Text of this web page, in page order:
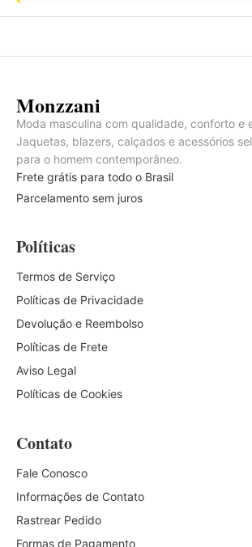
Monzzani
Moda masculina com qualidade, conforto e
Jaquetas, blazers, calçados e acessórios
para o homem contemporâneo.
Frete grátis para todo o Brasil
Parcelamento sem juros
Políticas
Termos de Serviço
Políticas de Privacidade
Devolução e Reembolso
Políticas de Frete
Aviso Legal
Políticas de Cookies
Contato
Fale Conosco
Informações de Contato
Rastrear Pedido
Formas de Pagamento